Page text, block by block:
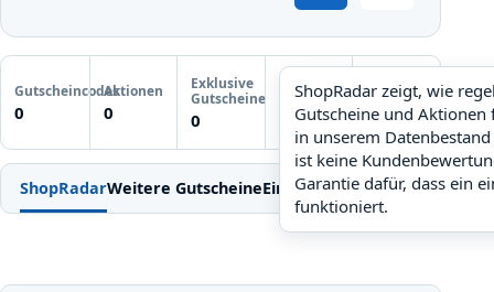
Gutscheincodes
0
Aktionen
0
Exklusive
Gutscheine
0
ShopRadar
noch keine Daten
ShopRadar zeigt, wie
Gutscheine und Aktionen
in unserem
ist keine
Garantie dafür, dass ein
funktioniert.
Letzte
Gutscheinprüfung
Noch keine
Prüfung
ShopRadarWeitere GutscheineEinlösenBedingungenFAQ